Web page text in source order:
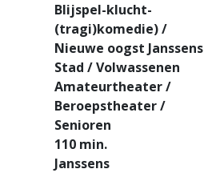
Blijspel-klucht-
(tragi)komedie) /
Nieuwe oogst Janssens
Stad / Volwassenen
Amateurtheater /
Beroepstheater /
Senioren
110 min.
Janssens